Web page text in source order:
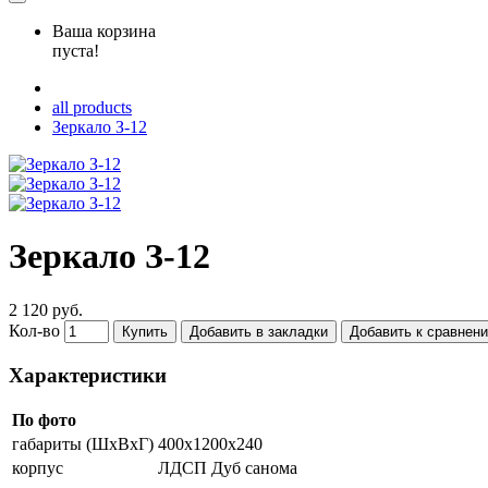
Ваша корзина
пуста!
all products
Зеркало З-12
Зеркало З-12
2 120 руб.
Кол-во
Купить Добавить в закладки Добавить к
Характеристики
По фото
габариты (ШхВхГ) 400х1200х240
корпус
ЛДСП Дуб санома